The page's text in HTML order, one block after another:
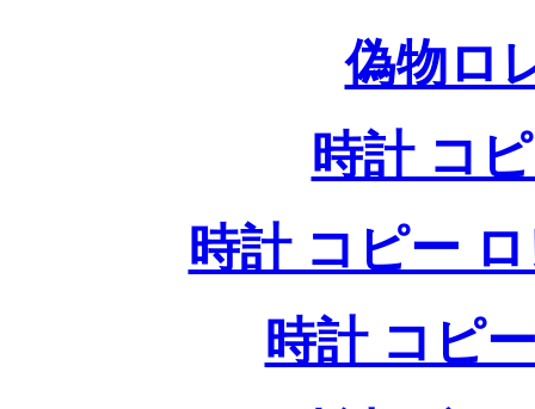
偽物ロ
時計 コ
時計 コピー
時計 コピ